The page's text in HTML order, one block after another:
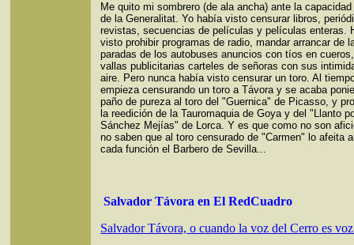
Me quito mi sombrero (de ala ancha) ante la capacidad
de la Generalitat. Yo había visto censurar libros,
revistas, secuencias de películas y películas enteras.
visto prohibir programas de radio, mandar arrancar de
paradas de los autobuses anuncios con tíos en
vallas publicitarias carteles de señoras con sus
aire. Pero nunca había visto censurar un toro. Al
empieza censurando un toro a Távora y se acaba
paño de pureza al toro del "Guernica" de Picasso, y
la reedición de la Tauromaquia de Goya y del "Llanto
Sánchez Mejías" de Lorca. Y es que como no son
no saben que al toro censurado de "Carmen" lo afeita
cada función el Barbero de Sevilla...
Salvador Távora en El RedCuadro
Salvador Távora, o cuando la voz del Cerro es